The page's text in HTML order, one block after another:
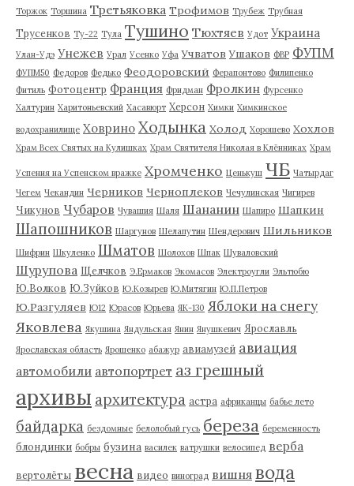
Торжок Торшина Третьяковка Трофимов Трубеж Трубная
Трусенков Ту-22 Тула Тушино Тюхтяев Удот Украина
Улан-Удэ Унежев Урал Усенко Уфа Учватов Ушаков ФВР ФУПМ
ФУПМ50 Федоров Федько Феодоровский Ферапонтово Филипенко
Фитиль Фотоцентр Франция Фридман Фролкин Фурсенко
Халтурин Харитоньевский Хасавюрт Херсон Химки Химкинское
водохранилище Ховрино Ходынка Холод Хорошево Хохлов
Храм Всех Святых на Кулишках Храм Святителя Николая в Клённиках Храм
Успения на Успенском вражке Хромченко Ценькуш ЧБ Чатырдаг
Чегем Чекандин Черников Черноплеков Чечулинская Чигирев
Чикунов Чубаров Чувашия Шаля Шананин Шапиро Шапкин
Шапошников Шаргунов Шелапутин Шендерович Шильников
Шифрин Шкуленко Шматов Шолохов Шпак Шуваловский
Шурупова Щелчков Э.Ермаков Экомасов Электроугли Эльтюбю
Ю.Волков Ю.Зуйков Ю.Козырев Ю.Митягин Ю.П.Петров
Ю.Разгуляев Ю12 Юрасов Юрьева ЯК-130 Яблоки на снегу
Яковлева Якушина Яндульская Янин Янушкевич Ярославль
Ярославская область Ярошенко абажур авиамузей авиация
автомобили автопортрет аз грешный
архивы архитектура астра африканцы бабье лето
байдарка бездомные белолобый гусь береза беременность
блондинки бобры бузина василек ватрушки велосипед верба
вертолёты весна видео виноград вишня вода